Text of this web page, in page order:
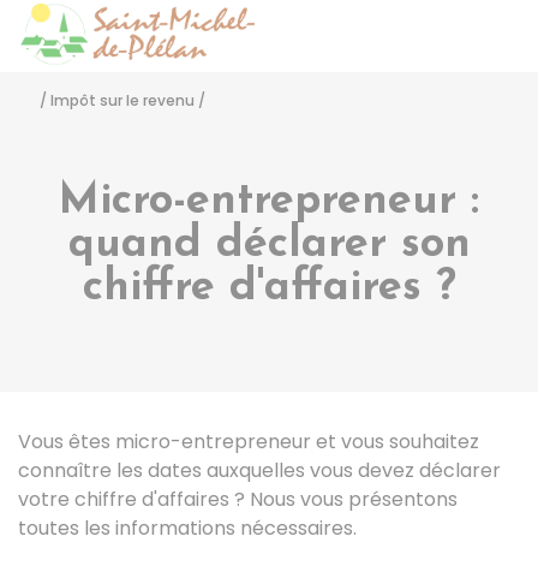
/ Impôt sur le revenu /
Micro-entrepreneur :
quand déclarer son
chiffre d'affaires ?
Vous êtes micro-entrepreneur et vous souhaitez
connaître les dates auxquelles vous devez déclarer
votre chiffre d'affaires ? Nous vous présentons
toutes les informations nécessaires.